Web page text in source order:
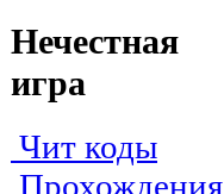
Нечестная
игра
Чит коды
Прохождения